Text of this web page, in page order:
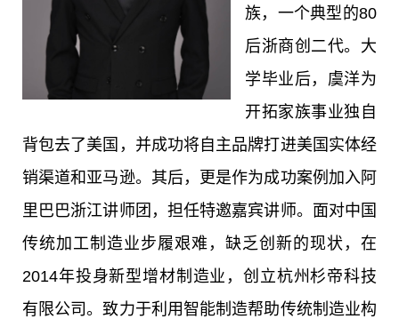
族，一个典型的80
后浙商创二代。 大
学毕业后，虞洋为
开拓家族事业独自
背包去了美国，并成功将自主品牌打进美国实体经
销渠道和亚马逊。其后，更是作为成功案例加入阿
里巴巴浙江讲师团，担任特邀嘉宾讲师。 面对中国
传统加工制造业步履艰难，缺乏创新的现状，在
2014年投身新型增材制造业，创立杭州杉帝科技
有限公司。致力于利用智能制造帮助传统制造业构